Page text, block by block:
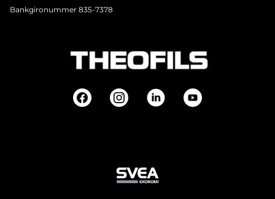
Bankgironummer 835-7378